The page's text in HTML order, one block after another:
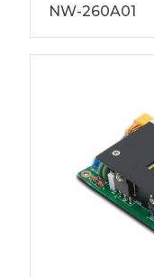
NW-260A01